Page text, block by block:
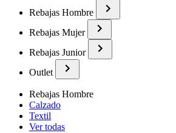
Rebajas Hombre
Rebajas Mujer
Rebajas Junior
Outlet
Rebajas Hombre
Calzado
Textil
Ver todas